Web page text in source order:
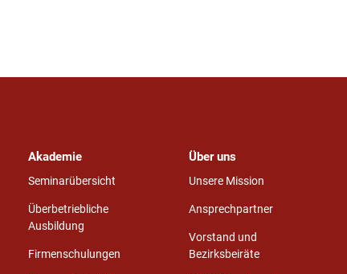
Akademie
Seminarübersicht
Überbetriebliche
Ausbildung
Firmenschulungen
Über uns
Unsere Mission
Ansprechpartner
Vorstand und
Bezirksbeiräte